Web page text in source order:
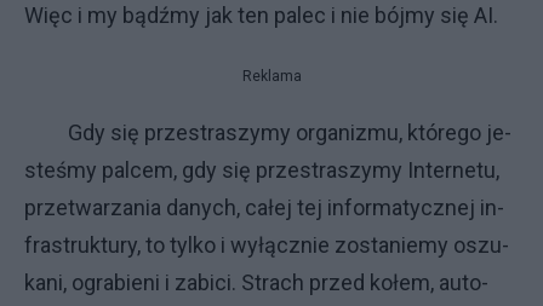
Więc i my bądź­my jak ten pa­lec i nie bój­my się AI.
Reklama
Gdy się prze­stra­szy­my or­ga­ni­zmu, któ­re­go je­
ste­śmy pal­cem, gdy się prze­stra­szy­my In­ter­ne­tu,
prze­twa­rza­nia da­ny­ch, ca­łej tej in­for­ma­tycz­nej in­
fra­struk­tu­ry, to tyl­ko i wy­łącz­nie zo­sta­nie­my oszu­
ka­ni, ogra­bie­ni i za­bi­ci. Stra­ch przed ko­łem, au­to­